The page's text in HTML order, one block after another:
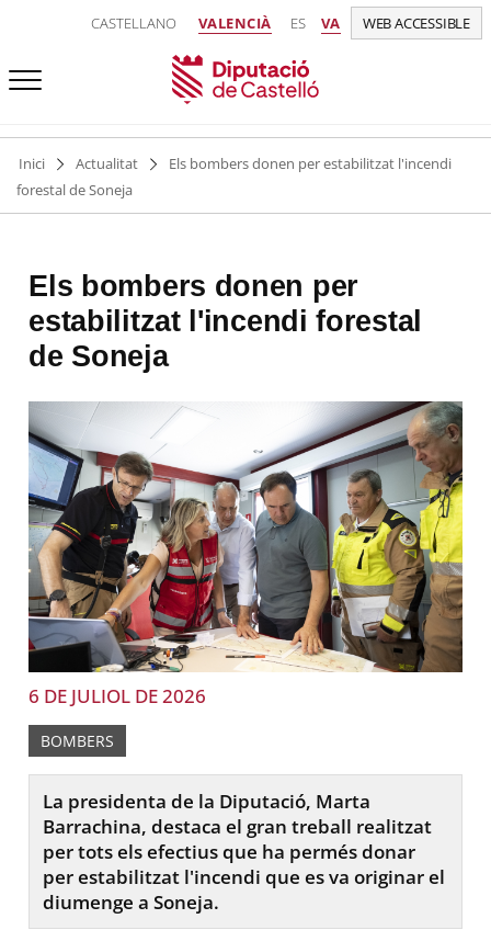
CASTELLANO VALENCIÀ ES VA WEB ACCESSIBLE
Inici Actualitat
Els bombers donen per estabilitzat l'incendi
forestal de Soneja
Els bombers donen per
estabilitzat l'incendi forestal
de Soneja
6 DE JULIOL DE 2026
BOMBERS
La presidenta de la Diputació, Marta
Barrachina, destaca el gran treball realitzat
per tots els efectius que ha permés donar
per estabilitzat l'incendi que es va originar el
diumenge a Soneja.